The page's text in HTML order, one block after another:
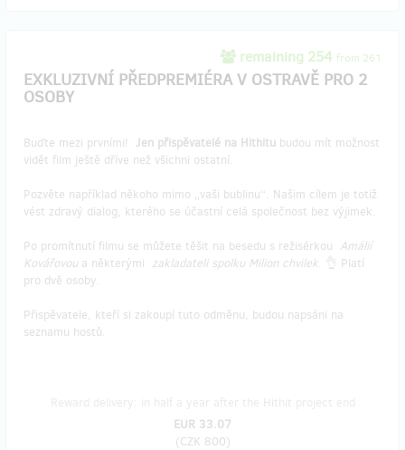
remaining 254 from 261
EXKLUZIVNÍ PŘEDPREMIÉRA V OSTRAVĚ PRO 2
OSOBY
Buďte mezi prvními! Jen přispěvatelé na Hithitu budou mít možnost
vidět film ještě dříve než všichni ostatní.
Pozvěte například někoho mimo „vaši bublinu“. Našim cílem je totiž
vést zdravý dialog, kterého se účastní celá společnost bez výjimek.
Po promítnutí filmu se můžete těšit na besedu s režisérkou Amálií
Kovářovou a některými zakladateli spolku Milion chvilek. 👌 Platí
pro dvě osoby.
Přispěvatele, kteří si zakoupí tuto odměnu, budou napsáni na
seznamu hostů.
EUR 33.07
(CZK 800)